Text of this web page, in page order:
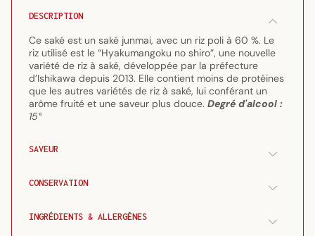
Junmai
no
shiro&quot;
720ml
(15°)
no
shiro&quot;
720ml
(15°)
DESCRIPTION
Ce saké est un saké junmai, avec un riz poli à 60 %. Le
riz utilisé est le “Hyakumangoku no shiro”, une nouvelle
variété de riz à saké, développée par la préfecture
d’Ishikawa depuis 2013. Elle contient moins de protéines
que les autres variétés de riz à saké, lui conférant un
arôme fruité et une saveur plus douce. Degré d'alcool :
15°
SAVEUR
CONSERVATION
INGRÉDIENTS & ALLERGÈNES